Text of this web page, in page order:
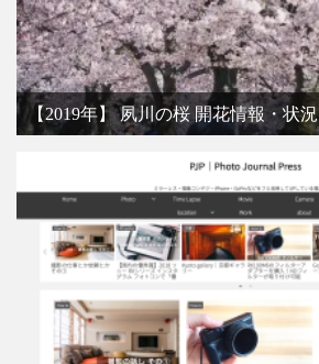
【2019年】 夙川の桜 開花情報・状況